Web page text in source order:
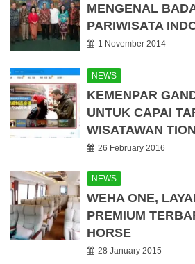
MENGENAL
PARIWISATA
1 November 2014
NEWS
KEMENPAR
UNTUK CAPAI
WISATAWAN
26 February 2016
NEWS
WEHA ONE,
PREMIUM
HORSE
28 January 2015